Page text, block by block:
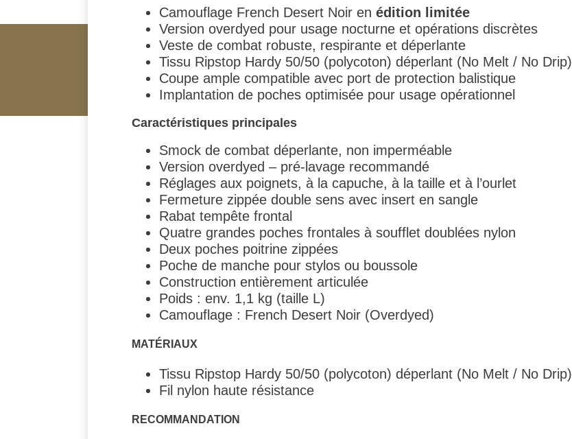
Camouflage French Desert Noir en édition limitée
Version overdyed pour usage nocturne et opérations discrètes
Veste de combat robuste, respirante et déperlante
Tissu Ripstop Hardy 50/50 (polycoton) déperlant (No Melt / No Drip)
Coupe ample compatible avec port de protection balistique
Implantation de poches optimisée pour usage opérationnel
Caractéristiques principales
Smock de combat déperlante, non imperméable
Version overdyed – pré-lavage recommandé
Réglages aux poignets, à la capuche, à la taille et à l’ourlet
Fermeture zippée double sens avec insert en sangle
Rabat tempête frontal
Quatre grandes poches frontales à soufflet doublées nylon
Deux poches poitrine zippées
Poche de manche pour stylos ou boussole
Construction entièrement articulée
Poids : env. 1,1 kg (taille L)
Camouflage : French Desert Noir (Overdyed)
MATÉRIAUX
Tissu Ripstop Hardy 50/50 (polycoton) déperlant (No Melt / No Drip)
Fil nylon haute résistance
RECOMMANDATION